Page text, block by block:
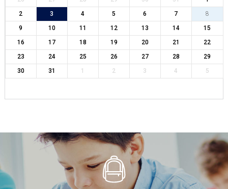
2
3 4 5 6 7
8
9
10 11 12 13 14
15
16
17 18 19 20 21
22
23
24 25 26 27 28
29
30
31 1 2 3 4 5